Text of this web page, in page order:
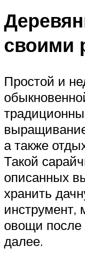
своими
Простой и
а также
Такой
описанных
хранить
инструмент,
овощи после
далее.